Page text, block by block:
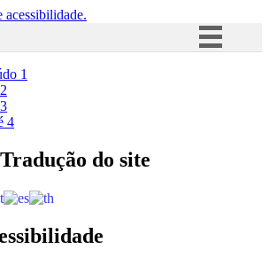
acessibilidade.
Acesso à informação
1
2
3
4
do site